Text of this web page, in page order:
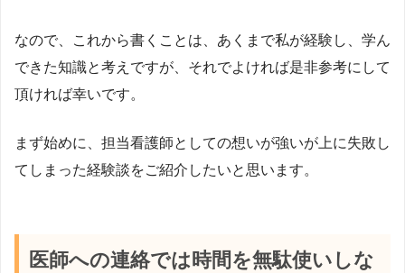
なので、これから書くことは、あくまで私が経験し、学ん
できた知識と考えですが、それでよければ是非参考にして
頂ければ幸いです。
まず始めに、担当看護師としての想いが強いが上に失敗し
てしまった経験談をご紹介したいと思います。
医師への連絡では時間を無駄使いしな